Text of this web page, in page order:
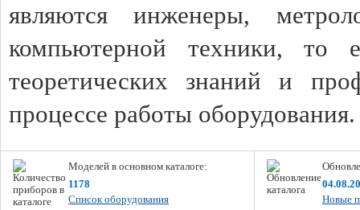
являются инженеры,
компьютерной техники, то
теоретических знаний и
процессе работы
Моделей в основном каталоге:
1178
Список оборудования
Новые